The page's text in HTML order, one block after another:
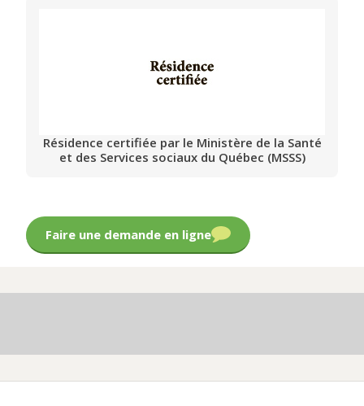
Résidence certifiée par le Ministère de la Santé
et des Services sociaux du Québec (MSSS)
Faire une demande en ligne